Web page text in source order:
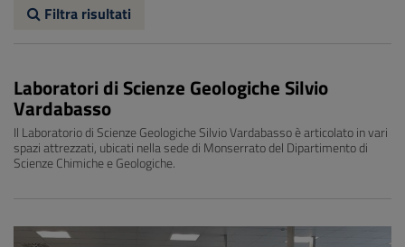
FooterFiltra risultati
Laboratori di Scienze Geologiche Silvio
Vardabasso
Il Laboratorio di Scienze Geologiche Silvio Vardabasso è articolato in vari
spazi attrezzati, ubicati nella sede di Monserrato del Dipartimento di
Scienze Chimiche e Geologiche.